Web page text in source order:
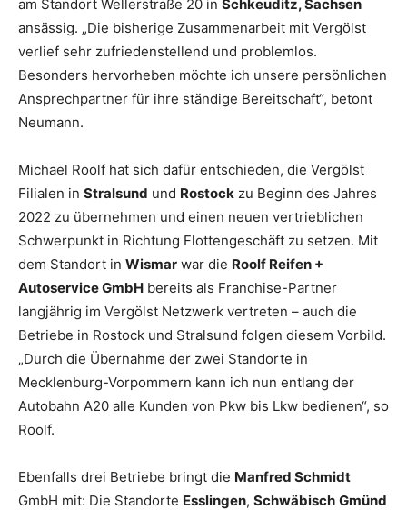
am Standort Wellerstraße 20 in Schkeuditz, Sachsen
ansässig. „Die bisherige Zusammenarbeit mit Vergölst
verlief sehr zufriedenstellend und problemlos.
Besonders hervorheben möchte ich unsere persönlichen
Ansprechpartner für ihre ständige Bereitschaft“, betont
Neumann.
Michael Roolf hat sich dafür entschieden, die Vergölst
Filialen in Stralsund und Rostock zu Beginn des Jahres
2022 zu übernehmen und einen neuen vertrieblichen
Schwerpunkt in Richtung Flottengeschäft zu setzen. Mit
dem Standort in Wismar war die Roolf Reifen +
Autoservice GmbH bereits als Franchise-Partner
langjährig im Vergölst Netzwerk vertreten – auch die
Betriebe in Rostock und Stralsund folgen diesem Vorbild.
„Durch die Übernahme der zwei Standorte in
Mecklenburg-Vorpommern kann ich nun entlang der
Autobahn A20 alle Kunden von Pkw bis Lkw bedienen“, so
Roolf.
Ebenfalls drei Betriebe bringt die Manfred Schmidt
GmbH mit: Die Standorte Esslingen, Schwäbisch Gmünd